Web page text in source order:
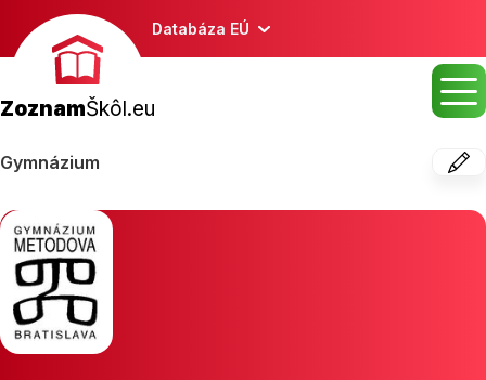
Databáza EÚ
ZoznamŠkôl.eu
Gymnázium